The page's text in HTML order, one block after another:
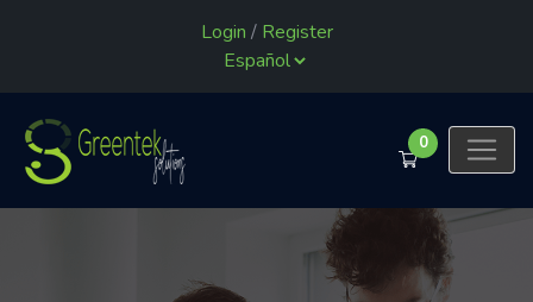
Login / Register
0